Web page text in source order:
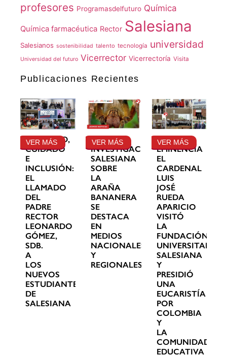
profesores Programasdelfuturo Química
Química farmacéutica Rector Salesiana
Salesianos sostenibilidad talento tecnología universidad
Universidad del futuro Vicerrector Vicerrectoría Visita
Publicaciones Recientes
GRATITUD,
CUIDADO
E
INCLUSIÓN:
EL
LLAMADO
DEL
PADRE
RECTOR
LEONARDO
GÓMEZ,
SDB.
A
LOS
NUEVOS
ESTUDIANTES
DE
SALESIANA
VER MÁS
LA
INVESTIGACIÓN
SALESIANA
SOBRE
LA
ARAÑA
BANANERA
SE
DESTACA
EN
MEDIOS
NACIONALES
Y
REGIONALES
VER MÁS
SU
EMINENCIA
EL
CARDENAL
LUIS
JOSÉ
RUEDA
APARICIO
VISITÓ
LA
FUNDACIÓN
UNIVERSITARIA
SALESIANA
Y
PRESIDIÓ
UNA
EUCARISTÍA
POR
COLOMBIA
Y
LA
COMUNIDAD
EDUCATIVA
VER MÁS